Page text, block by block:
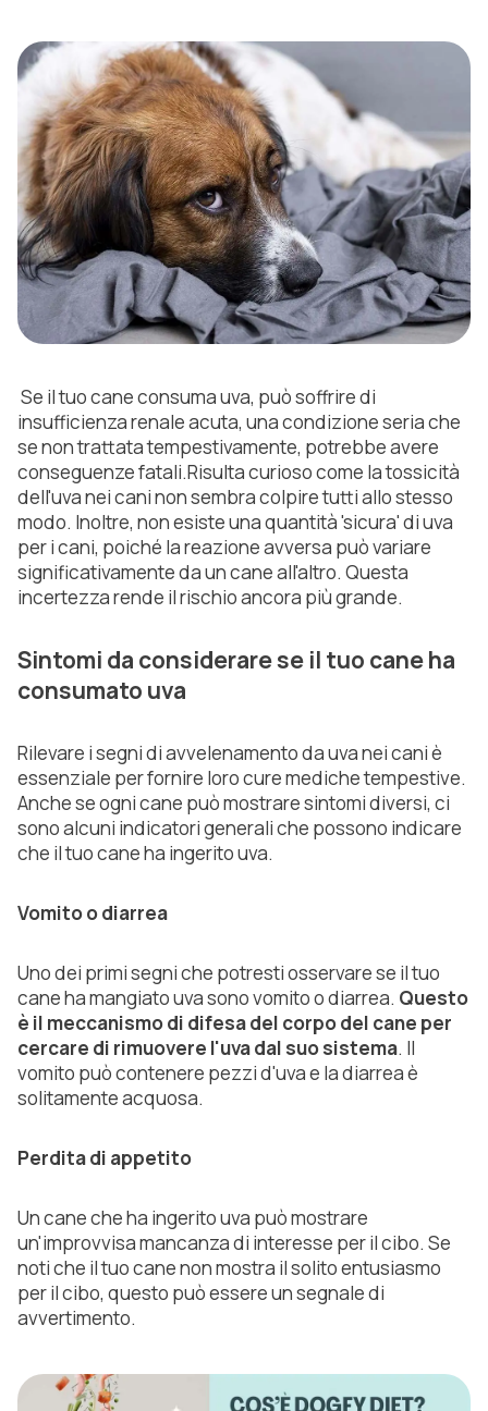
Se il tuo cane consuma uva, può soffrire di
insufficienza renale acuta, una condizione seria che
se non trattata tempestivamente, potrebbe avere
conseguenze fatali.Risulta curioso come la tossicità
dell'uva nei cani non sembra colpire tutti allo stesso
modo. Inoltre, non esiste una quantità 'sicura' di uva
per i cani, poiché la reazione avversa può variare
significativamente da un cane all'altro. Questa
incertezza rende il rischio ancora più grande.
Sintomi da considerare se il tuo cane ha
consumato uva
Rilevare i segni di avvelenamento da uva nei cani è
essenziale per fornire loro cure mediche tempestive.
Anche se ogni cane può mostrare sintomi diversi, ci
sono alcuni indicatori generali che possono indicare
che il tuo cane ha ingerito uva.
Vomito o diarrea
Uno dei primi segni che potresti osservare se il tuo
cane ha mangiato uva sono vomito o diarrea. Questo
è il meccanismo di difesa del corpo del cane per
cercare di rimuovere l'uva dal suo sistema. Il
vomito può contenere pezzi d'uva e la diarrea è
solitamente acquosa.
Perdita di appetito
Un cane che ha ingerito uva può mostrare
un'improvvisa mancanza di interesse per il cibo. Se
noti che il tuo cane non mostra il solito entusiasmo
per il cibo, questo può essere un segnale di
avvertimento.